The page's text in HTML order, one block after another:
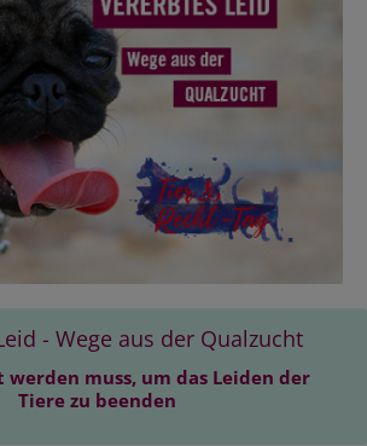
- Wege aus der Qualzucht
werden muss, um das Leiden der
Tiere zu beenden